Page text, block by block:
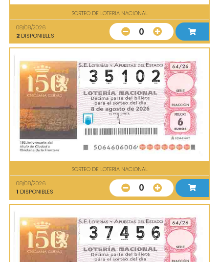
SORTEO DE LOTERIA NACIONAL
08/08/2026
2 DISPONIBLES 0
SORTEO DE LOTERIA NACIONAL
08/08/2026
1 DISPONIBLES 0